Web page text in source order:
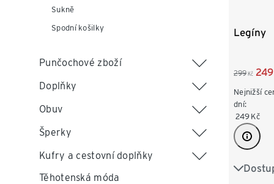
Sukně
Spodní košilky
Punčochové zboží
Doplňky
Obuv
Šperky
Kufry a cestovní doplňky
Těhotenská móda
Legíny
299 Kč 249
Nejnižší
dní:
249 Kč
S 36/38